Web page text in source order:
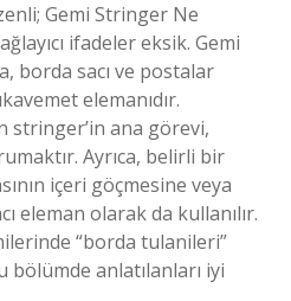
Gemi Stringer Ne
ifadeler eksik. Gemi
borda sacı ve postalar
elemanıdır.
stringer’in ana görevi,
Ayrıca, belirli bir
içeri göçmesine veya
eleman olarak da kullanılır.
“borda tulanileri”
bölümde anlatılanları iyi